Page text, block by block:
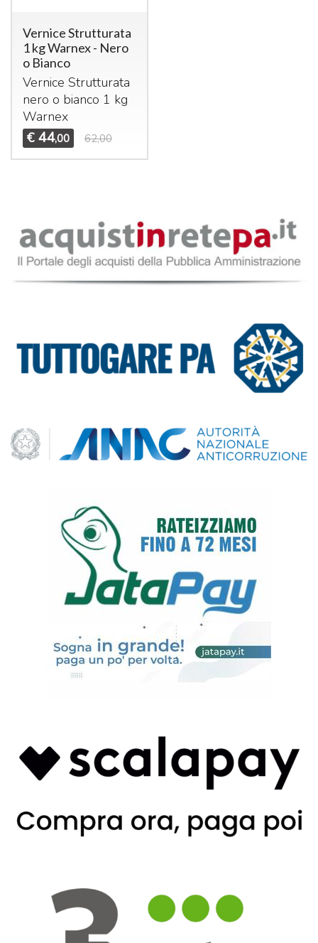
Vernice Strutturata
1 kg Warnex - Nero
o Bianco
Vernice Strutturata
nero o bianco 1 kg
Warnex
€ 44,00 62,00